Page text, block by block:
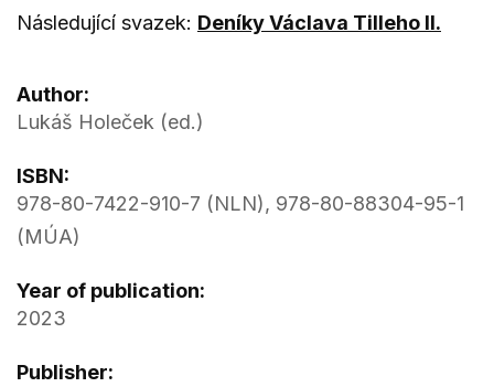
Následující svazek: Deníky Václava Tilleho II.
Author:
Lukáš Holeček (ed.)
ISBN:
978-80-7422-910-7 (NLN), 978-80-88304-95-1
(MÚA)
Year of publication:
2023
Publisher: